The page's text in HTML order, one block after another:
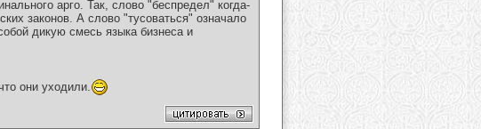
арго. Так, слово "беспредел" когда-
законов. А слово "тусоваться" означало
дикую смесь языка бизнеса и
они уходили.